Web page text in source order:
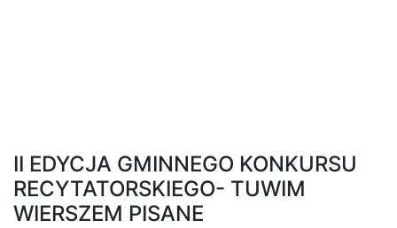
II EDYCJA GMINNEGO KONKURSU
RECYTATORSKIEGO- TUWIM
WIERSZEM PISANE